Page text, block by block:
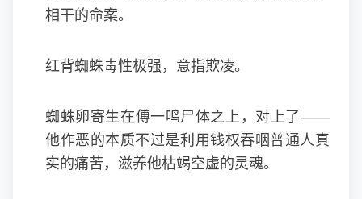
相干的命案。
红背蜘蛛毒性极强，意指欺凌。
蜘蛛卵寄生在傅一鸣尸体之上，对上了——
他作恶的本质不过是利用钱权吞咽普通人真
实的痛苦，滋养他枯竭空虚的灵魂。